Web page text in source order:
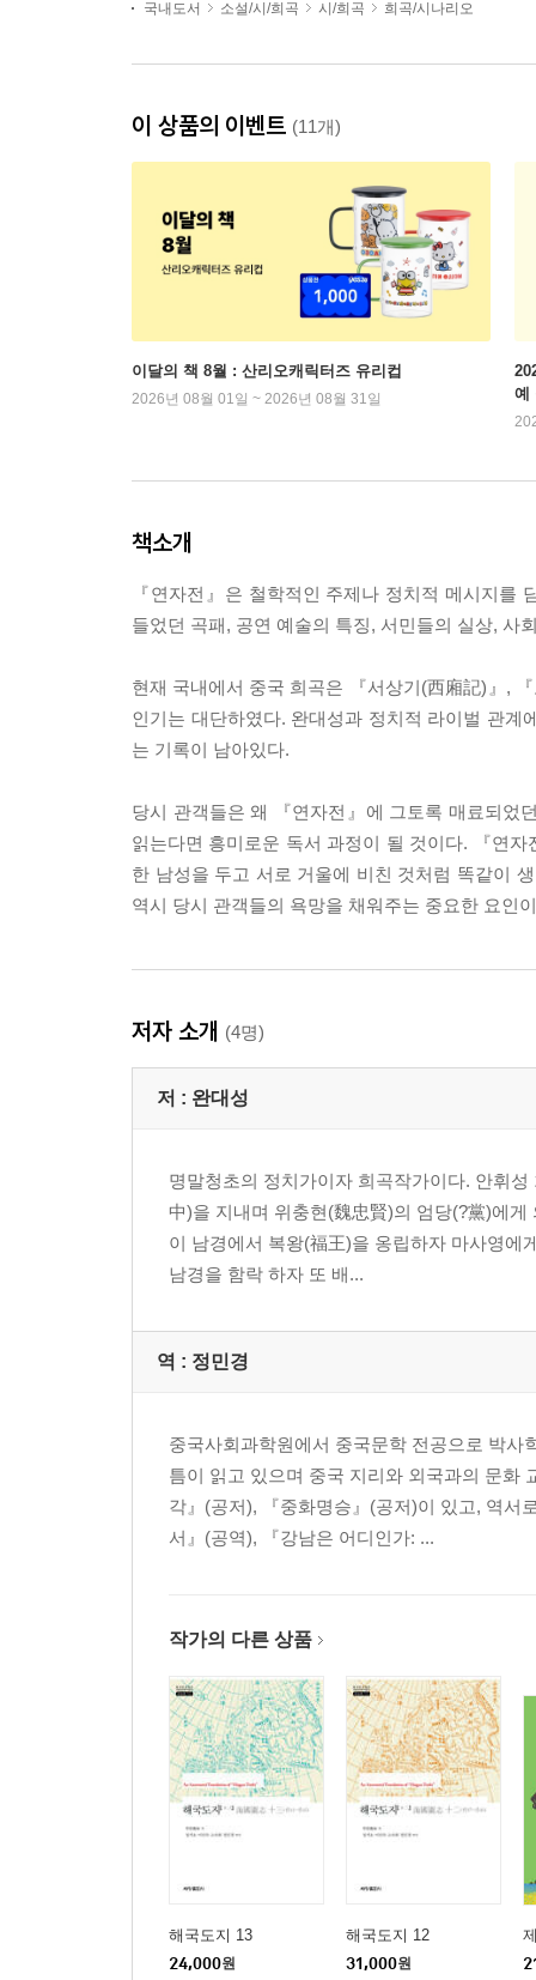
국내도서 소설/시/희곡 시/희곡 희곡/시나리오
이 상품의 이벤트 (11개)
이달의 책 8월 : 산리오캐릭터즈 유리컵
2026년 08월 01일 ~ 2026년 08월 31일
예
책소개
『연자전』은 철학적인 주제나 정치적 메시지를
들었던 곡패, 공연 예술의 특징, 서민들의 실상, 사
현재 국내에서 중국 희곡은 『서상기(西廂記)』,
인기는 대단하였다. 완대성과 정치적 라이벌 관
는 기록이 남아있다.
당시 관객들은 왜 『연자전』에 그토록 매료되었
읽는다면 흥미로운 독서 과정이 될 것이다. 『연
한 남성을 두고 서로 거울에 비친 것처럼 똑같이
역시 당시 관객들의 욕망을 채워주는 중요한 요인
저자 소개 (4명)
저 : 완대성
명말청초의 정치가이자 희곡작가이다. 안휘
中)을 지내며 위충현(魏忠賢)의 엄당(?黨)에
이 남경에서 복왕(福王)을 옹립하자 마사영에
남경을 함락 하자 또 배...
역 : 정민경
중국사회과학원에서 중국문학 전공으로 박
틈이 읽고 있으며 중국 지리와 외국과의 문화
각』(공저), 『중화명승』(공저)이 있고, 역서
서』(공역), 『강남은 어디인가: ...
작가의 다른 상품
해국도지 13
24,000원
해국도지 12
31,000원